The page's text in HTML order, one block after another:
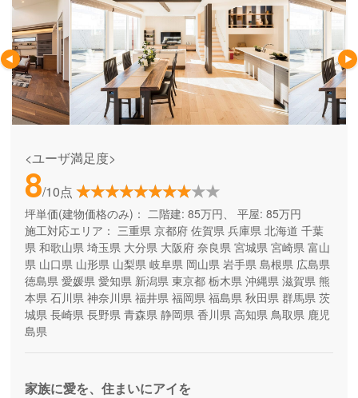
<ユーザ満足度>
8/10点
坪単価(建物価格のみ)： 二階建: 85万円、 平屋: 85万円
施工対応エリア： 三重県 京都府 佐賀県 兵庫県 北海道 千葉
県 和歌山県 埼玉県 大分県 大阪府 奈良県 宮城県 宮崎県 富山
県 山口県 山形県 山梨県 岐阜県 岡山県 岩手県 島根県 広島県
徳島県 愛媛県 愛知県 新潟県 東京都 栃木県 沖縄県 滋賀県 熊
本県 石川県 神奈川県 福井県 福岡県 福島県 秋田県 群馬県 茨
城県 長崎県 長野県 青森県 静岡県 香川県 高知県 鳥取県 鹿児
島県
家族に愛を、住まいにアイを